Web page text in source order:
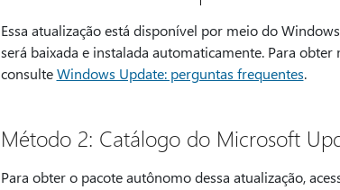
Essa atualização está disponível por meio do
será baixada e instalada automaticamente. Para
consulteWindows Update: perguntas frequentes.
Método 2: Catálogo do Microsoft
Para obter o pacote autônomo dessa atualização,